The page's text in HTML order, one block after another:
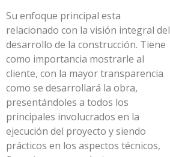
Su enfoque principal esta
relacionado con la visión integral del
desarrollo de la construcción. Tiene
como importancia mostrarle al
cliente, con la mayor transparencia
como se desarrollará la obra,
presentándoles a todos los
principales involucrados en la
ejecución del proyecto y siendo
prácticos en los aspectos técnicos,